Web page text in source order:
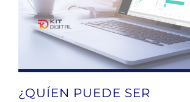
¿QUÍEN PUEDE SER